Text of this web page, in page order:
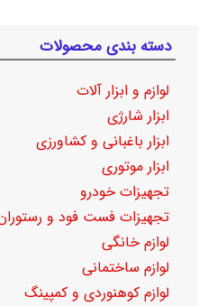
دسته بندی محصولات
لوازم و ابزار آلات
ابزار شارژی
ابزار باغبانی و کشاورزی
ابزار موتوری
تجهیزات خودرو
تجهیزات فست فود و
لوازم خانگی
لوازم ساختمانی
لوازم کوهنوردی و کمپینگ